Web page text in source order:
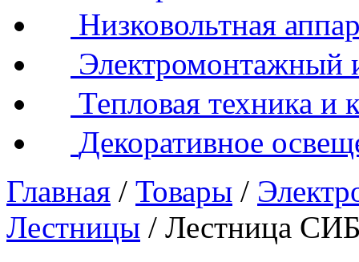
Низковольтная
Электромонтажный
Тепловая техника и
Декоративное
Главная / Товары /
Лестницы / Лестница